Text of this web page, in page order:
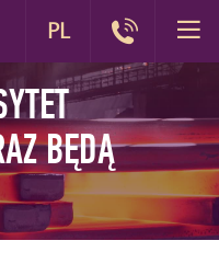
BĘDĄ
PL